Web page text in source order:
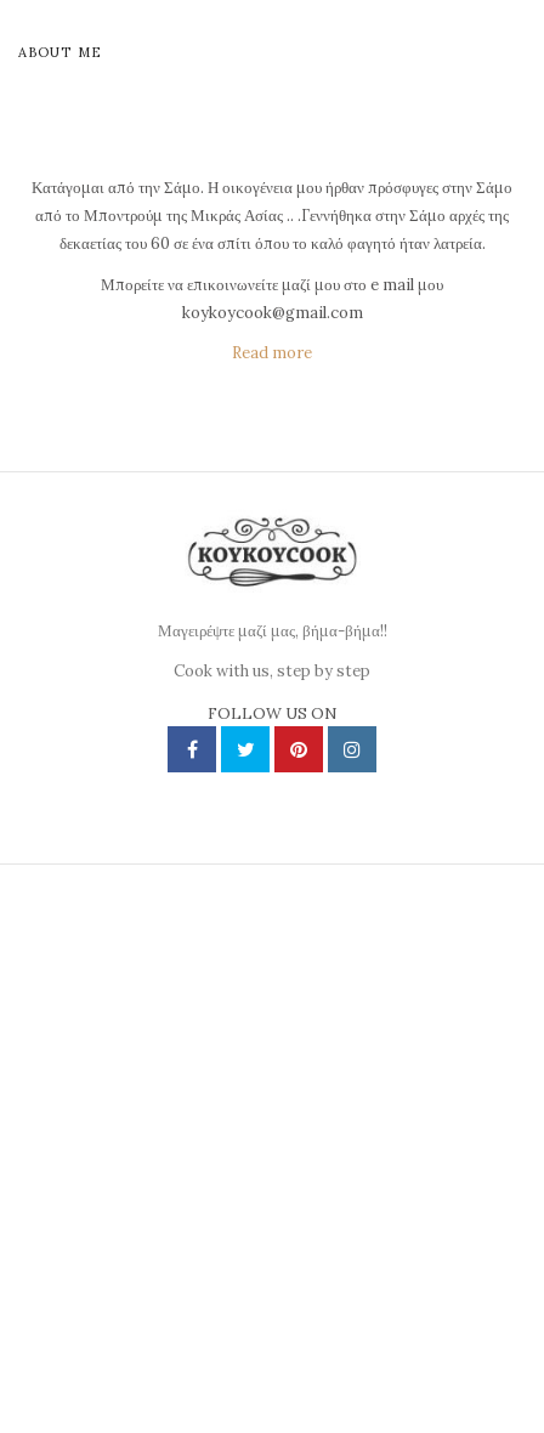
ABOUT ME
Κατάγομαι από την Σάμο. Η οικογένεια μου ήρθαν πρόσφυγες στην Σάμο
από το Μποντρούμ της Μικράς Ασίας .. .Γεννήθηκα στην Σάμο αρχές της
δεκαετίας του 60 σε ένα σπίτι όπου το καλό φαγητό ήταν λατρεία.
Μπορείτε να επικοινωνείτε μαζί μου στο e mail μου
koykoycook@gmail.com
Read more
Μαγειρέψτε μαζί μας, βήμα-βήμα!!
Cook with us, step by step
FOLLOW US ON